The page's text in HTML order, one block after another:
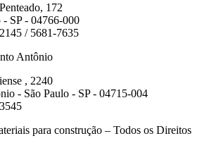
172
- SP - 04766-000
/ 5681-7635
Antônio
, 2240
- São Paulo - SP - 04715-004
para construção – Todos os Direitos